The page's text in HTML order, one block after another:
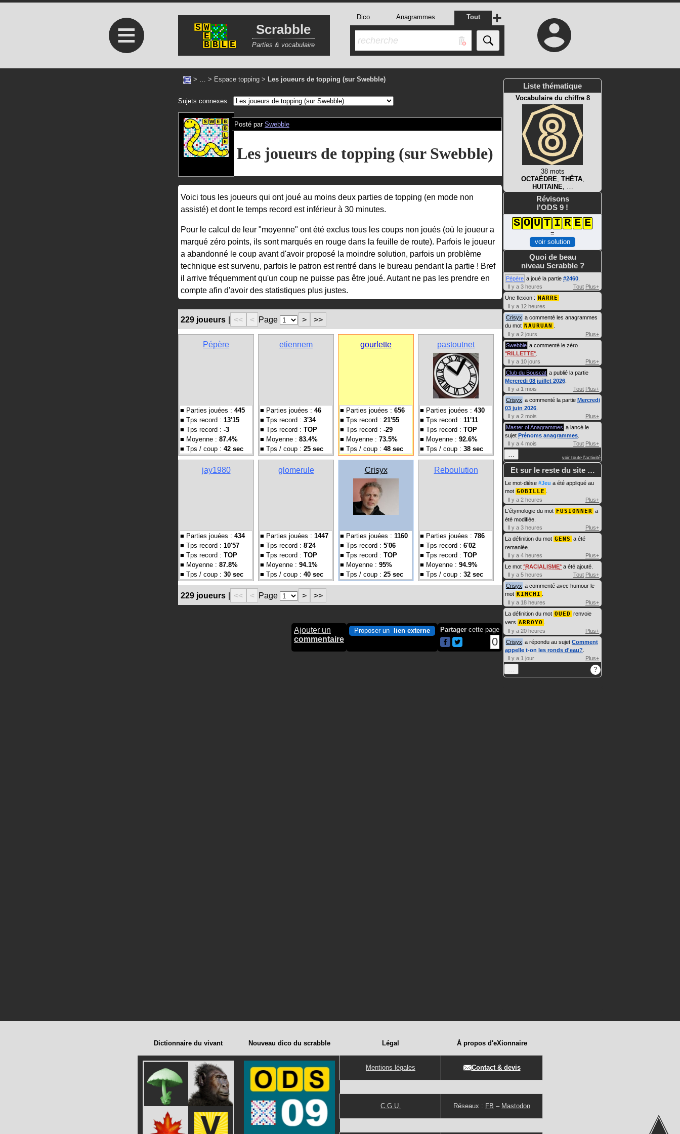
≡ Scrabble
Parties & vocabulaire
Dico Anagrammes Tout +
> … > Espace topping > Les joueurs de topping (sur Swebble)
Sujets connexes :
Posté par Swebble
Les joueurs de topping (sur Swebble)
Voici tous les joueurs qui ont joué au moins deux parties de topping (en mode non
assisté) et dont le temps record est inférieur à 30 minutes.
Pour le calcul de leur "moyenne" ont été exclus tous les coups non joués (où le joueur a
marqué zéro points, ils sont marqués en rouge dans la feuille de route). Parfois le joueur
a abandonné le coup avant d'avoir proposé la moindre solution, parfois un problème
technique est survenu, parfois le patron est rentré dans le bureau pendant la partie ! Bref
il arrive fréquemment qu'un coup ne puisse pas être joué. Autant ne pas les prendre en
compte afin d'avoir des statistiques plus justes.
229 joueurs | << < Page > >>
Pépère
■ Parties jouées : 445
■ Tps record : 13'15
■ Tps record : -3
■ Moyenne : 87.4%
■ Tps / coup : 42 sec
etiennem
■ Parties jouées : 46
■ Tps record : 3'34
■ Tps record : TOP
■ Moyenne : 83.4%
■ Tps / coup : 25 sec
gourlette
■ Parties jouées : 656
■ Tps record : 21'55
■ Tps record : -29
■ Moyenne : 73.5%
■ Tps / coup : 48 sec
pastoutnet
■ Parties jouées : 430
■ Tps record : 11'11
■ Tps record : TOP
■ Moyenne : 92.6%
■ Tps / coup : 38 sec
jay1980
■ Parties jouées : 434
■ Tps record : 10'57
■ Tps record : TOP
■ Moyenne : 87.8%
■ Tps / coup : 30 sec
glomerule
■ Parties jouées : 1447
■ Tps record : 8'24
■ Tps record : TOP
■ Moyenne : 94.1%
■ Tps / coup : 40 sec
Crisyx
■ Parties jouées : 1160
■ Tps record : 5'06
■ Tps record : TOP
■ Moyenne : 95%
■ Tps / coup : 25 sec
Reboulution
■ Parties jouées : 786
■ Tps record : 6'02
■ Tps record : TOP
■ Moyenne : 94.9%
■ Tps / coup : 32 sec
229 joueurs | << < Page > >>
Ajouter un
commentaire
Proposer un lien externe Partager cette page
0
Liste thématique
Vocabulaire du chiffre 8
38 mots
OCTAÈDRE, THÊTA,
HUITAINE, …
Révisons
l'ODS 9 !
S O U T I R E E
=
voir solution
Quoi de beau
niveau Scrabble ?
Pépère a joué la partie #2460
Il y a 3 heures
Tout Plus+
Une flexion : NARRE
Il y a 12 heures
Crisyx a commenté les anagrammes
du mot NAURUAN
Il y a 2 jours
Plus+
Swebble a commenté le zéro
RILLETTE
Il y a 10 jours
Plus+
Club du Bouscat a publié la partie
Mercredi 08 juillet 2026
Il y a 1 mois
Tout Plus+
Crisyx a commenté la partie Mercredi
03 juin 2026
Il y a 2 mois
Plus+
Master of Anagrammes a lancé le
sujet Prénoms anagrammes
Il y a 4 mois
Tout Plus+
… voir toute l'activité
Et sur le reste du site …
Le mot-dièse #Jeu a été appliqué au
mot GOBILLE
Il y a 2 heures
Plus+
L'étymologie du mot FUSIONNER a
été modifiée.
Il y a 3 heures
Plus+
La définition du mot GENS a été
remaniée.
Il y a 4 heures
Plus+
Le mot RACIALISME a été ajouté.
Il y a 5 heures
Tout Plus+
Crisyx a commenté avec humour le
mot KIMCHI
Il y a 18 heures
Plus+
La définition du mot OUED renvoie
vers ARROYO
Il y a 20 heures
Plus+
Crisyx a répondu au sujet Comment
appelle t-on les ronds d'eau?
Il y a 1 jour
Plus+
… ?
Dictionnaire du vivant Nouveau dico du scrabble Légal
Mentions légales
C.G.U.
À propos d'eXionnaire
Contact & devis
Réseaux : FB – Mastodon